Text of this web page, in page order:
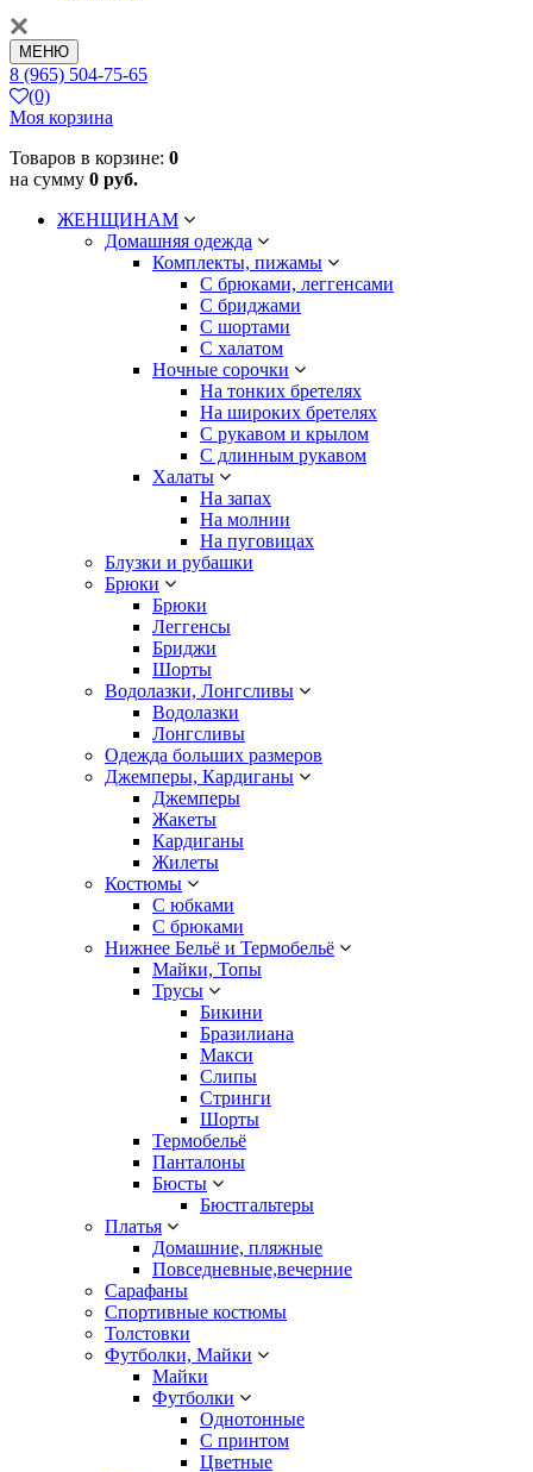
МЕНЮ
8 (965) 504-75-65
(0)
Моя корзина
Товаров в корзине: 0
на сумму 0 руб.
ЖЕНЩИНАМ
Домашняя одежда
Комплекты, пижамы
С брюками, леггенсами
С бриджами
С шортами
С халатом
Ночные сорочки
На тонких бретелях
На широких бретелях
С рукавом и крылом
С длинным рукавом
Халаты
На запах
На молнии
На пуговицах
Блузки и рубашки
Брюки
Брюки
Леггенсы
Бриджи
Шорты
Водолазки, Лонгсливы
Водолазки
Лонгсливы
Одежда больших размеров
Джемперы, Кардиганы
Джемперы
Жакеты
Кардиганы
Жилеты
Костюмы
С юбками
С брюками
Нижнее Бельё и Термобельё
Майки, Топы
Трусы
Бикини
Бразилиана
Макси
Слипы
Стринги
Шорты
Термобельё
Панталоны
Бюсты
Бюстгальтеры
Платья
Домашние, пляжные
Повседневные,вечерние
Сарафаны
Спортивные костюмы
Толстовки
Футболки, Майки
Майки
Футболки
Однотонные
С принтом
Цветные